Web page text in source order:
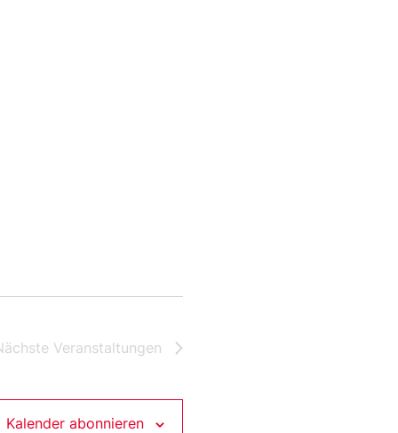
Veranstaltungen
Kalender abonnieren